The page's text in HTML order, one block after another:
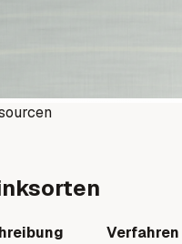
Verfahren